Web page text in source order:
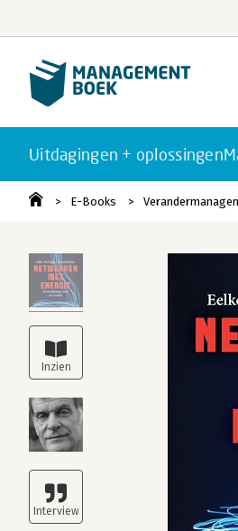
Uitdagingen + oplossingen
E-Books